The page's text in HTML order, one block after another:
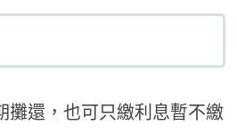
攤還，也可只繳利息暫不繳